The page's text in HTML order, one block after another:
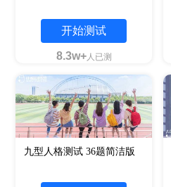
开始测试
8.3w+人已测
九型人格测试 36题简洁版